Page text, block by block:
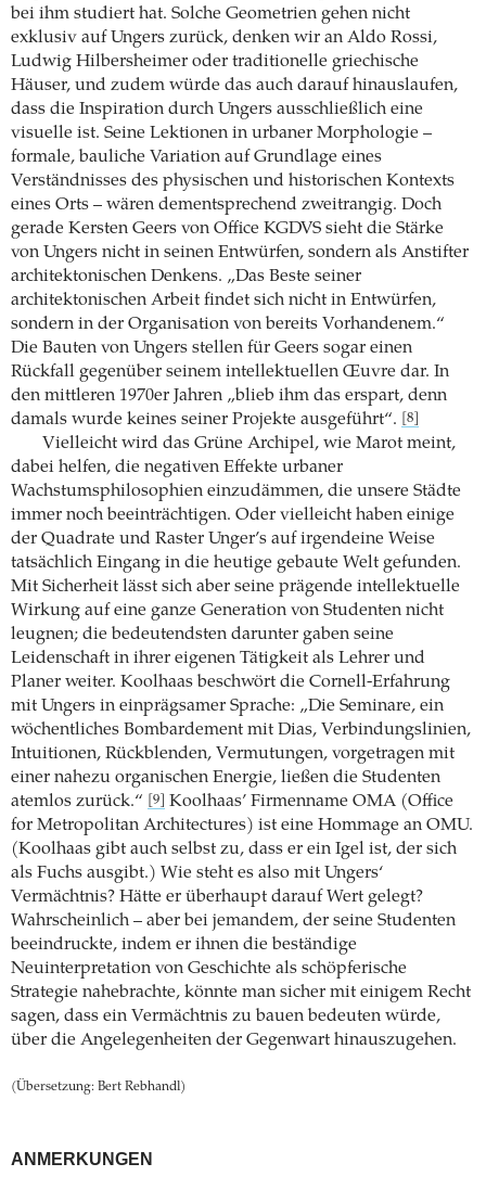
bei ihm studiert hat. Solche Geometrien gehen nicht
exklusiv auf Ungers zurück, denken wir an Aldo Rossi,
Ludwig Hilbersheimer oder traditionelle griechische
Häuser, und zudem würde das auch darauf hinauslaufen,
dass die Inspiration durch Ungers ausschließlich eine
visuelle ist. Seine Lektionen in urbaner Morphologie –
formale, bauliche Variation auf Grundlage eines
Verständnisses des physischen und historischen Kontexts
eines Orts – wären dementsprechend zweitrangig. Doch
gerade Kersten Geers von Office KGDVS sieht die Stärke
von Ungers nicht in seinen Entwürfen, sondern als Anstifter
architektonischen Denkens. „Das Beste seiner
architektonischen Arbeit findet sich nicht in Entwürfen,
sondern in der Organisation von bereits Vorhandenem.“
Die Bauten von Ungers stellen für Geers sogar einen
Rückfall gegenüber seinem intellektuellen Œuvre dar. In
den mittleren 1970er Jahren „blieb ihm das erspart, denn
damals wurde keines seiner Projekte ausgeführt“.
[8]
Vielleicht wird das Grüne Archipel, wie Marot meint,
dabei helfen, die negativen Effekte urbaner
Wachstumsphilosophien einzudämmen, die unsere Städte
immer noch beeinträchtigen. Oder vielleicht haben einige
der Quadrate und Raster Unger’s auf irgendeine Weise
tatsächlich Eingang in die heutige gebaute Welt gefunden.
Mit Sicherheit lässt sich aber seine prägende intellektuelle
Wirkung auf eine ganze Generation von Studenten nicht
leugnen; die bedeutendsten darunter gaben seine
Leidenschaft in ihrer eigenen Tätigkeit als Lehrer und
Planer weiter. Koolhaas beschwört die Cornell-Erfahrung
mit Ungers in einprägsamer Sprache: „Die Seminare, ein
wöchentliches Bombardement mit Dias, Verbindungslinien,
Intuitionen, Rückblenden, Vermutungen, vorgetragen mit
einer nahezu organischen Energie, ließen die Studenten
atemlos zurück.“
[9]
Koolhaas’ Firmenname OMA (Office
for Metropolitan Architectures) ist eine Hommage an OMU.
(Koolhaas gibt auch selbst zu, dass er ein Igel ist, der sich
als Fuchs ausgibt.) Wie steht es also mit Ungers‘
Vermächtnis? Hätte er überhaupt darauf Wert gelegt?
Wahrscheinlich – aber bei jemandem, der seine Studenten
beeindruckte, indem er ihnen die beständige
Neuinterpretation von Geschichte als schöpferische
Strategie nahebrachte, könnte man sicher mit einigem Recht
sagen, dass ein Vermächtnis zu bauen bedeuten würde,
über die Angelegenheiten der Gegenwart hinauszugehen.
(Übersetzung: Bert Rebhandl)
ANMERKUNGEN